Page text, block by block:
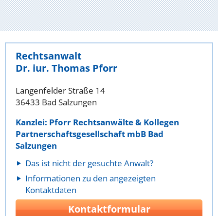
Rechtsanwalt
Dr. iur. Thomas Pforr
Langenfelder Straße 14
36433 Bad Salzungen
Kanzlei: Pforr Rechtsanwälte & Kollegen
Partnerschaftsgesellschaft mbB Bad
Salzungen
Das ist nicht der gesuchte Anwalt?
Informationen zu den angezeigten
Kontaktdaten
Kontaktformular